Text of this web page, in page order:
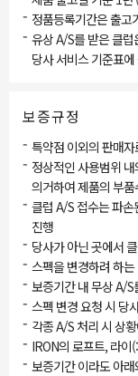
- 정품등록기간은 출고
- 유상 A/S를 받은 클
당사 서비스 기준표
보증규정
- 특약점 이외의 판매
- 정상적인 사용범위
의거하여 제품의 부
- 클럽 A/S 접수는 파
진행
- 당사가 아닌 곳에서
- 스펙을 변경하려 하
- 보증기간 내 무상 A/
- 스펙 변경 요청 시 당
- 각종 A/S 처리 시 상
- IRON의 로프트, 라이
- 보증기간 이라도 아